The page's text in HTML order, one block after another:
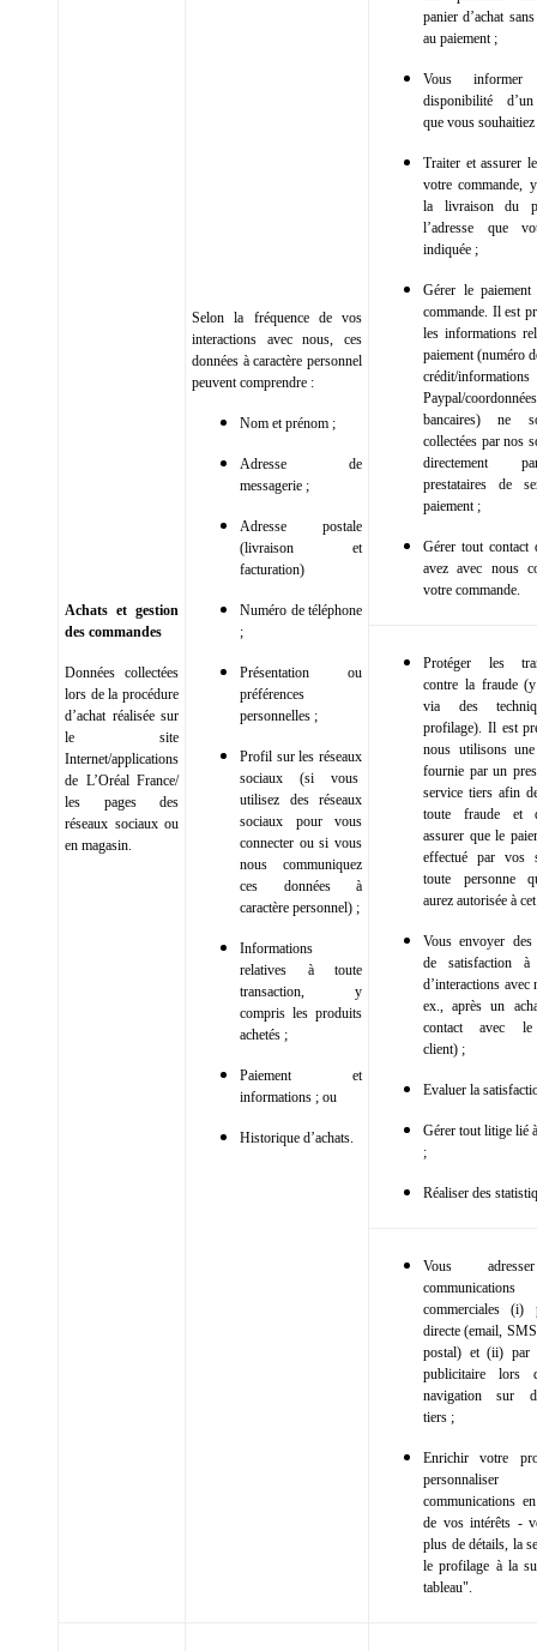
Achats et gestion
des commandes
Données collectées
lors de la procédure
d’achat réalisée sur
le site
Internet/applications
de L’Oréal France/
les pages des
réseaux sociaux ou
en magasin.
Selon la fréquence de vos
interactions avec nous, ces
données à caractère personnel
peuvent comprendre :
Nom et prénom ;
Adresse de
messagerie ;
Adresse postale
(livraison et
facturation)
Numéro de téléphone
;
Présentation ou
préférences
personnelles ;
Profil sur les réseaux
sociaux (si vous
utilisez des réseaux
sociaux pour vous
connecter ou si vous
nous communiquez
ces données à
caractère personnel) ;
Informations
relatives à toute
transaction, y
compris les produits
achetés ;
Paiement et
informations ; ou
Historique d’achats.
panier d’achat
au paiement ;
Vous
disponibilité
que vous souhaitiez
Traiter et assurer
votre commande,
la livraison du
l’adresse que
indiquée ;
Gérer le
commande. Il est
les informations
paiement (numéro
crédit/informations
Paypal/coordonnées
bancaires) ne
collectées par nos
directement
prestataires de
paiement ;
Gérer tout contact
avez avec nous
votre commande.
Protéger les
contre la fraude
via des
profilage). Il est
nous utilisons
fournie par un
service tiers afin
toute fraude et
assurer que le
effectué par vos
toute personne
aurez autorisée à
Vous envoyer des
de satisfaction
d’interactions avec
ex., après un
contact avec le
client) ;
Evaluer la
Gérer tout litige lié
;
Réaliser des
Vous
communications
commerciales (i)
directe (email,
postal) et (ii) par
publicitaire lors
navigation sur
tiers ;
Enrichir votre
communications
de vos intérêts -
plus de détails, la
le profilage à la
tableau".